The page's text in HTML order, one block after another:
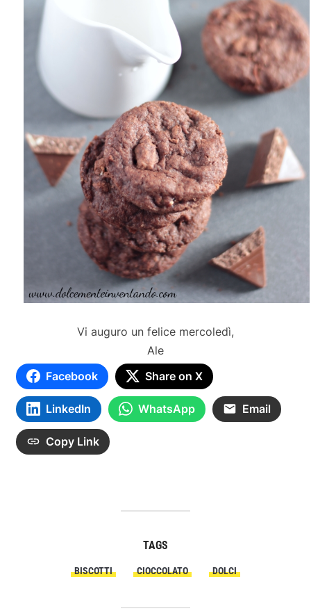
Vi auguro un felice mercoledì,
Ale
Facebook
Share on X
LinkedIn WhatsApp Email
Copy Link
TAGS
BISCOTTI CIOCCOLATO DOLCI